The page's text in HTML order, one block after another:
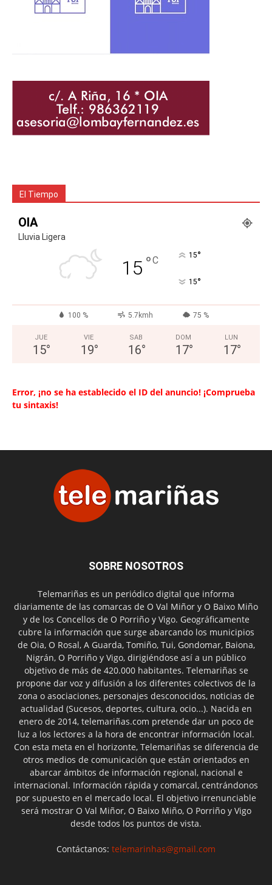
El Tiempo
OIA
Lluvia Ligera
15 °C 15°
15°
100 % 5.7kmh 75 %
JUE
15°
VIE
19°
SAB
16°
DOM
17°
LUN
17°
Error, ¡no se ha establecido el ID del anuncio! ¡Comprueba
tu sintaxis!
SOBRE NOSOTROS
Telemariñas es un periódico digital que informa
diariamente de las comarcas de O Val Miñor y O Baixo Miño
y de los Concellos de O Porriño y Vigo. Geográficamente
cubre la información que surge abarcando los municipios
de Oia, O Rosal, A Guarda, Tomiño, Tui, Gondomar, Baiona,
Nigrán, O Porriño y Vigo, dirigiéndose así a un público
objetivo de más de 420.000 habitantes. Telemariñas se
propone dar voz y difusión a los diferentes colectivos de la
zona o asociaciones, personajes desconocidos, noticias de
actualidad (Sucesos, deportes, cultura, ocio...). Nacida en
enero de 2014, telemariñas.com pretende dar un poco de
luz a los lectores a la hora de encontrar información local.
Con esta meta en el horizonte, Telemariñas se diferencia de
otros medios de comunicación que están orientados en
abarcar ámbitos de información regional, nacional e
internacional. Información rápida y comarcal, centrándonos
por supuesto en el mercado local. El objetivo irrenunciable
será mostrar O Val Miñor, O Baixo Miño, O Porriño y Vigo
desde todos los puntos de vista.
Contáctanos: telemarinhas@gmail.com